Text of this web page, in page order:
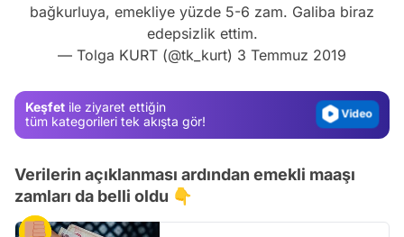
bağkurluya, emekliye yüzde 5-6 zam. Galiba biraz
edepsizlik ettim.
— Tolga KURT (@tk_kurt) 3 Temmuz 2019
Keşfet ile ziyaret ettiğin
tüm kategorileri tek akışta gör!
Magazin
Test
Verilerin açıklanması ardından emekli maaşı
zamları da belli oldu 👇